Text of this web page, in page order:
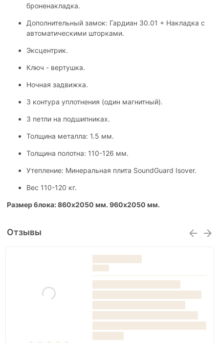
броненакладка.
Дополнительный замок: Гардиан 30.01 + Накладка с
автоматическими шторками.
Эксцентрик.
Ключ - вертушка.
Ночная задвижка.
3 контура уплотнения (один магнитный).
3 петли на подшипниках.
Толщина металла: 1.5 мм.
Толщина полотна: 110-126 мм.
Утепление: Минеральная плита SoundGuard Isover.
Вес 110-120 кг.
Размер блока: 860х2050 мм. 960х2050 мм.
Отзывы